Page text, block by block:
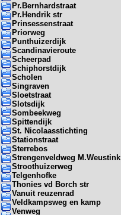
Pr.Bernhardstraat
Pr.Hendrik str
Prinsessenstraat
Priorweg
Punthuizerdijk
Scandinavieroute
Scheerpad
Schiphorstdijk
Scholen
Singraven
Sloetstraat
Slotsdijk
Sombeekweg
Spittendijk
St. Nicolaasstichting
Stationstraat
Sterrebos
Strengenveldweg M.Weustink
Stroothuizerweg
Telgenhofke
Thonies vd Borch str
Vanuit reuzenrad
Veldkampsweg en kamp
Venweg